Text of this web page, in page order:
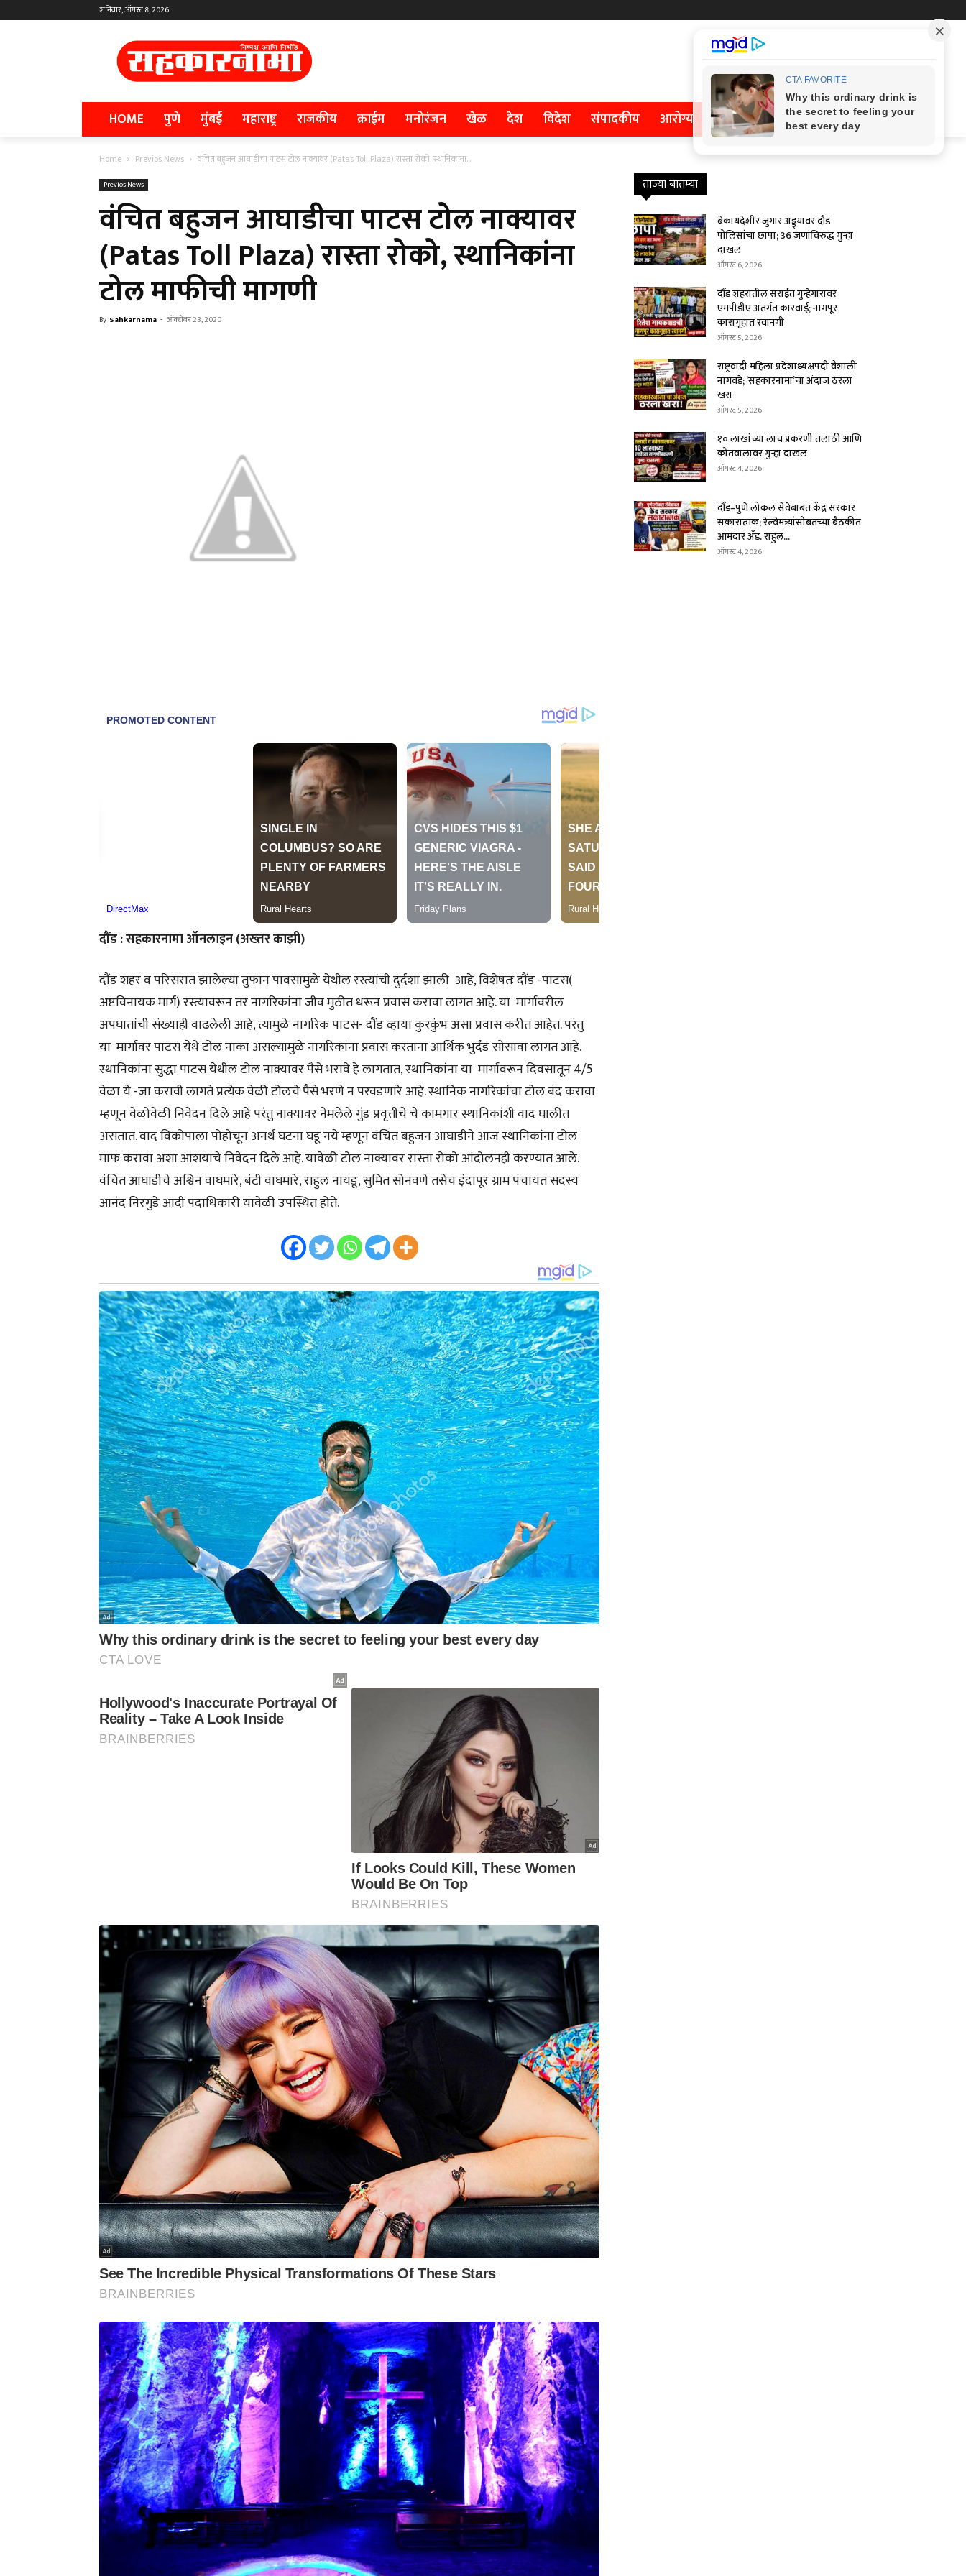
शनिवार, ऑगस्ट 8, 2026
HOME पुणे मुंबई महाराष्ट्र राजकीय क्राईम मनोरंजन खेळ देश विदेश संपादकीय आरोग्य
Home Previos News वंचित बहुजन आघाडीचा पाटस टोल नाक्यावर (Patas Toll Plaza) रास्ता रोको, स्थानिकांना...
Previos News
वंचित बहुजन आघाडीचा पाटस टोल नाक्यावर
(Patas Toll Plaza) रास्ता रोको, स्थानिकांना
टोल माफीची मागणी
By Sahkarnama - ऑक्टोबर 23, 2020
दौंड : सहकारनामा ऑनलाइन (अख्तर काझी)
दौंड शहर व परिसरात झालेल्या तुफान पावसामुळे येथील रस्त्यांची दुर्दशा झाली आहे, विशेषतः दौंड -पाटस(
अष्टविनायक मार्ग) रस्त्यावरून तर नागरिकांना जीव मुठीत धरून प्रवास करावा लागत आहे. या मार्गावरील
अपघातांची संख्याही वाढलेली आहे, त्यामुळे नागरिक पाटस- दौंड व्हाया कुरकुंभ असा प्रवास करीत आहेत. परंतु
या मार्गावर पाटस येथे टोल नाका असल्यामुळे नागरिकांना प्रवास करताना आर्थिक भुर्दंड सोसावा लागत आहे.
स्थानिकांना सुद्धा पाटस येथील टोल नाक्यावर पैसे भरावे हे लागतात, स्थानिकांना या मार्गावरून दिवसातून 4/5
वेळा ये -जा करावी लागते प्रत्येक वेळी टोलचे पैसे भरणे न परवडणारे आहे. स्थानिक नागरिकांचा टोल बंद करावा
म्हणून वेळोवेळी निवेदन दिले आहे परंतु नाक्यावर नेमलेले गुंड प्रवृत्तीचे चे कामगार स्थानिकांशी वाद घालीत
असतात. वाद विकोपाला पोहोचून अनर्थ घटना घडू नये म्हणून वंचित बहुजन आघाडीने आज स्थानिकांना टोल
माफ करावा अशा आशयाचे निवेदन दिले आहे. यावेळी टोल नाक्यावर रास्ता रोको आंदोलनही करण्यात आले.
वंचित आघाडीचे अश्विन वाघमारे, बंटी वाघमारे, राहुल नायडू, सुमित सोनवणे तसेच इंदापूर ग्राम पंचायत सदस्य
आनंद निरगुडे आदी पदाधिकारी यावेळी उपस्थित होते.
ताज्या बातम्या
बेकायदेशीर जुगार अड्ड्यावर दौंड
पोलिसांचा छापा; 36 जणांविरुद्ध गुन्हा
दाखल
ऑगस्ट 6, 2026
दौंड शहरातील सराईत गुन्हेगारावर
एमपीडीए अंतर्गत कारवाई; नागपूर
कारागृहात रवानगी
ऑगस्ट 5, 2026
राष्ट्रवादी महिला प्रदेशाध्यक्षपदी वैशाली
नागवडे; ‘सहकारनामा’चा अंदाज ठरला
खरा
ऑगस्ट 5, 2026
१० लाखांच्या लाच प्रकरणी तलाठी आणि
कोतवालावर गुन्हा दाखल
ऑगस्ट 4, 2026
दौंड–पुणे लोकल सेवेबाबत केंद्र सरकार
सकारात्मक; रेल्वेमंत्र्यांसोबतच्या बैठकीत
आमदार ॲड. राहुल...
ऑगस्ट 4, 2026